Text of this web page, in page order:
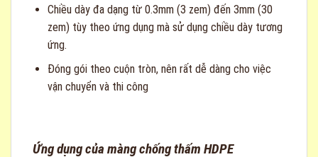
Chiều dày đa dạng từ 0.3mm (3 zem) đến 3mm (30
zem) tùy theo ứng dụng mà sử dụng chiều dày tương
ứng.
Đóng gói theo cuộn tròn, nên rất dễ dàng cho việc
vận chuyển và thi công
Ứng dụng của màng chống thấm HDPE